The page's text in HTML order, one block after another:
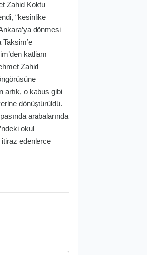
Zahid Koktu
“kesinlike
dönmesi
Taksim’e
katliam
Zahid
artık, o kabus gibi
dönüştürüldü.
arabalarında
okul
itiraz edenlerce